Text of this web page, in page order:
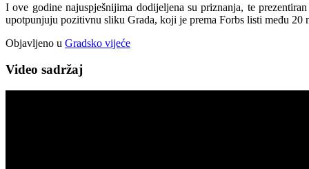
I ove godine najuspješnijima dodijeljena su priznanja, te
upotpunjuju pozitivnu sliku Grada, koji je prema Forbs listi među
Objavljeno u Gradsko vijeće
Video sadržaj